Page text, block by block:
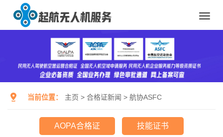
当前位置： 主页 > 合格证新闻 > 航协ASFC
AOPA合格证 技能证书